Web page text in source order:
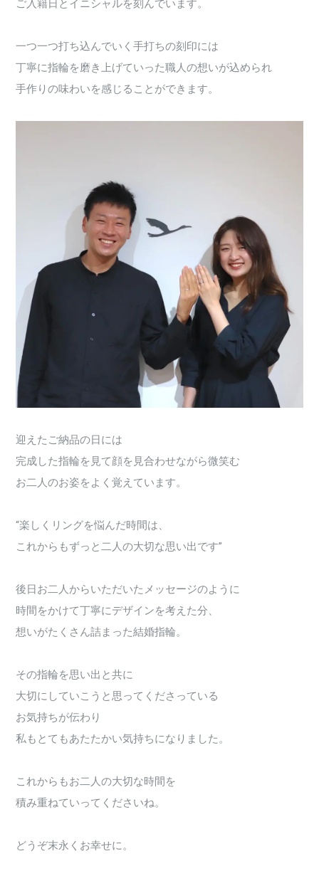
ご入籍日とイニシャルを刻んでいます。
一つ一つ打ち込んでいく手打ちの刻印には
丁寧に指輪を磨き上げていった職人の想いが込められ
手作りの味わいを感じることができます。
迎えたご納品の日には
完成した指輪を見て顔を見合わせながら微笑む
お二人のお姿をよく覚えています。
“楽しくリングを悩んだ時間は、
これからもずっと二人の大切な思い出です”
後日お二人からいただいたメッセージのように
時間をかけて丁寧にデザインを考えた分、
想いがたくさん詰まった結婚指輪。
その指輪を思い出と共に
大切にしていこうと思ってくださっている
お気持ちが伝わり
私もとてもあたたかい気持ちになりました。
これからもお二人の大切な時間を
積み重ねていってくださいね。
どうぞ末永くお幸せに。